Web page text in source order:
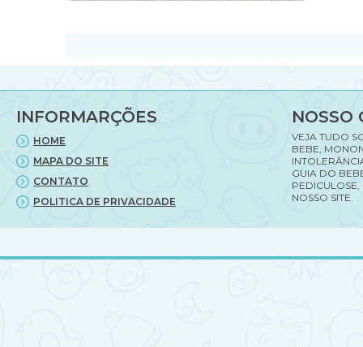
INFORMARÇÕES
HOME
MAPA DO SITE
CONTATO
POLITICA DE PRIVACIDADE
NOSSO
VEJA TUDO
BEBE,
GUIA DO
PEDICULOSE,
NOSSO SITE.